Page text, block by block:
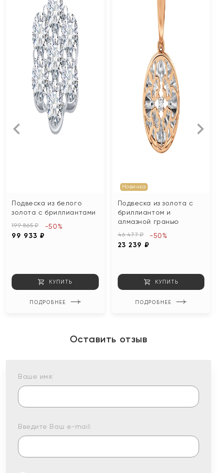
Подвеска из белого
золота с бриллиантами
199 865 ₽
99 933 ₽
-50%
КУПИТЬ
ПОДРОБНЕЕ
Новинка
Подвеска из золота с
бриллиантом и
алмазной гранью
46 477 ₽
23 239 ₽
-50%
КУПИТЬ
ПОДРОБНЕЕ
Оставить отзыв
Ваше имя:
Введите Ваш e-mail: